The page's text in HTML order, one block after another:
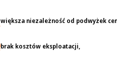
większa niezależność od podwyżek
brak kosztów eksploatacji,